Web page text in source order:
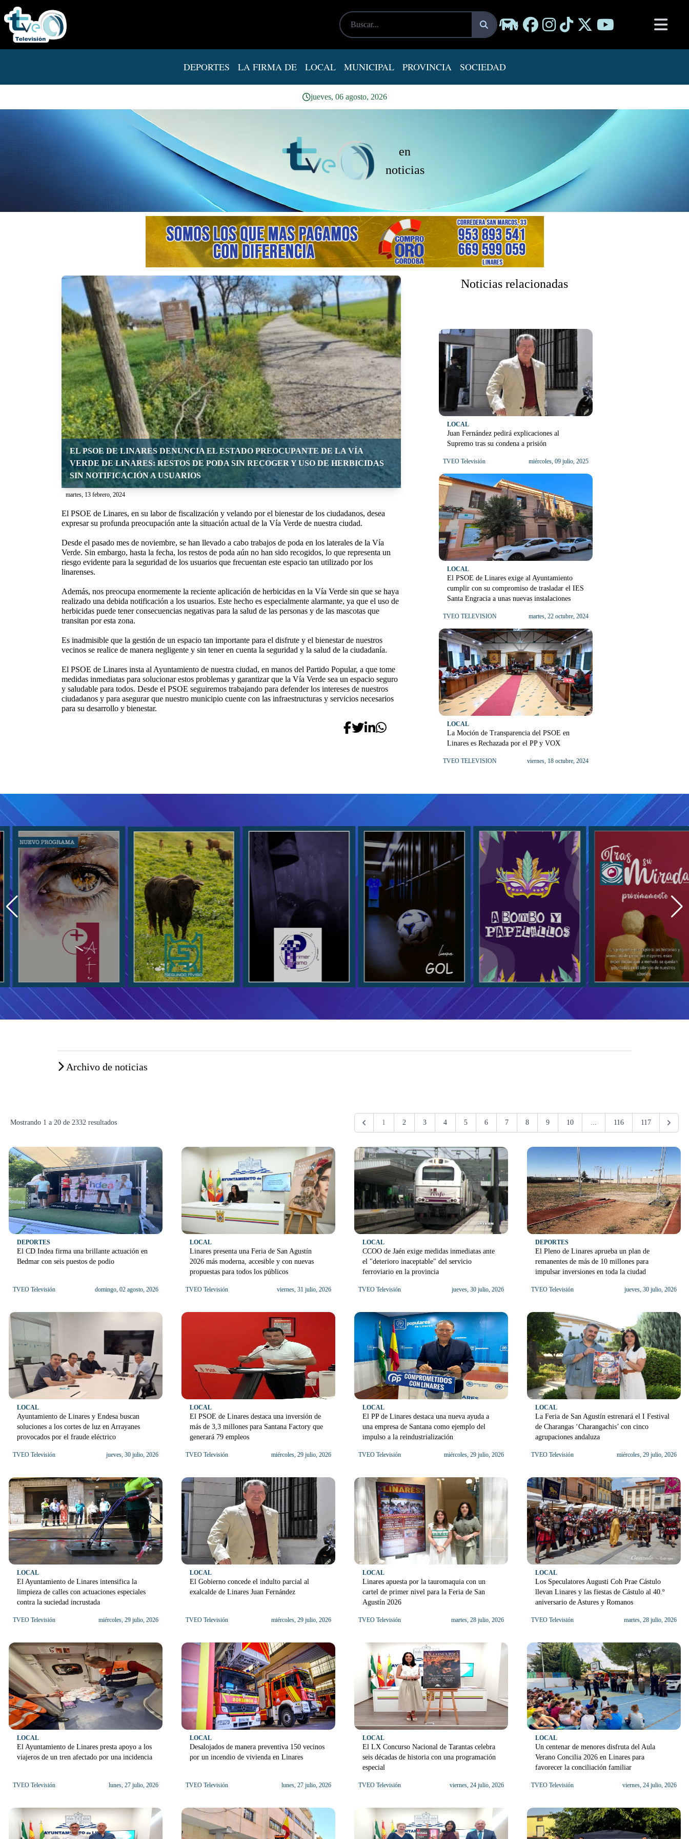
DEPORTES LA FIRMA DE LOCAL MUNICIPAL PROVINCIA SOCIEDAD
jueves, 06 agosto, 2026
en
noticias
EL PSOE DE LINARES DENUNCIA EL ESTADO PREOCUPANTE DE LA VÍA
VERDE DE LINARES: RESTOS DE PODA SIN RECOGER Y USO DE HERBICIDAS
SIN NOTIFICACIÓN A USUARIOS
martes, 13 febrero, 2024
El PSOE de Linares, en su labor de fiscalización y velando por el bienestar de los ciudadanos, desea
expresar su profunda preocupación ante la situación actual de la Vía Verde de nuestra ciudad.
Desde el pasado mes de noviembre, se han llevado a cabo trabajos de poda en los laterales de la Vía
Verde. Sin embargo, hasta la fecha, los restos de poda aún no han sido recogidos, lo que representa un
riesgo evidente para la seguridad de los usuarios que frecuentan este espacio tan utilizado por los
linarenses.
Además, nos preocupa enormemente la reciente aplicación de herbicidas en la Vía Verde sin que se haya
realizado una debida notificación a los usuarios. Este hecho es especialmente alarmante, ya que el uso de
herbicidas puede tener consecuencias negativas para la salud de las personas y de las mascotas que
transitan por esta zona.
Es inadmisible que la gestión de un espacio tan importante para el disfrute y el bienestar de nuestros
vecinos se realice de manera negligente y sin tener en cuenta la seguridad y la salud de la ciudadanía.
El PSOE de Linares insta al Ayuntamiento de nuestra ciudad, en manos del Partido Popular, a que tome
medidas inmediatas para solucionar estos problemas y garantizar que la Vía Verde sea un espacio seguro
y saludable para todos. Desde el PSOE seguiremos trabajando para defender los intereses de nuestros
ciudadanos y para asegurar que nuestro municipio cuente con las infraestructuras y servicios necesarios
para su desarrollo y bienestar.
Noticias relacionadas
LOCAL
Juan Fernández pedirá explicaciones al
Supremo tras su condena a prisión
TVEO Televisión miércoles, 09 julio, 2025
LOCAL
El PSOE de Linares exige al Ayuntamiento
cumplir con su compromiso de trasladar el IES
Santa Engracia a unas nuevas instalaciones
TVEO TELEVISION martes, 22 octubre, 2024
LOCAL
La Moción de Transparencia del PSOE en
Linares es Rechazada por el PP y VOX
TVEO TELEVISION viernes, 18 octubre, 2024
Archivo de noticias
Mostrando 1 a 20 de 2332 resultados 1 2 3 4 5 6 7 8 9 10 ... 116 117
DEPORTES
El CD Indea firma una brillante actuación en
Bedmar con seis puestos de podio
TVEO Televisión domingo, 02 agosto, 2026
LOCAL
Linares presenta una Feria de San Agustín
2026 más moderna, accesible y con nuevas
propuestas para todos los públicos
TVEO Televisión viernes, 31 julio, 2026
LOCAL
CCOO de Jaén exige medidas inmediatas ante
el "deterioro inaceptable" del servicio
ferroviario en la provincia
TVEO Televisión jueves, 30 julio, 2026
DEPORTES
El Pleno de Linares aprueba un plan de
remanentes de más de 10 millones para
impulsar inversiones en toda la ciudad
TVEO Televisión jueves, 30 julio, 2026
LOCAL
Ayuntamiento de Linares y Endesa buscan
soluciones a los cortes de luz en Arrayanes
provocados por el fraude eléctrico
TVEO Televisión jueves, 30 julio, 2026
LOCAL
El PSOE de Linares destaca una inversión de
más de 3,3 millones para Santana Factory que
generará 79 empleos
TVEO Televisión miércoles, 29 julio, 2026
LOCAL
El PP de Linares destaca una nueva ayuda a
una empresa de Santana como ejemplo del
impulso a la reindustrialización
TVEO Televisión miércoles, 29 julio, 2026
LOCAL
La Feria de San Agustín estrenará el I Festival
de Charangas ‘Charangachis’ con cinco
agrupaciones andaluza
TVEO Televisión miércoles, 29 julio, 2026
LOCAL
El Ayuntamiento de Linares intensifica la
limpieza de calles con actuaciones especiales
contra la suciedad incrustada
TVEO Televisión miércoles, 29 julio, 2026
LOCAL
El Gobierno concede el indulto parcial al
exalcalde de Linares Juan Fernández
TVEO Televisión miércoles, 29 julio, 2026
LOCAL
Linares apuesta por la tauromaquia con un
cartel de primer nivel para la Feria de San
Agustín 2026
TVEO Televisión martes, 28 julio, 2026
LOCAL
Los Speculatores Augusti Coh Prae Cástulo
llevan Linares y las fiestas de Cástulo al 40.º
aniversario de Astures y Romanos
TVEO Televisión martes, 28 julio, 2026
LOCAL
El Ayuntamiento de Linares presta apoyo a los
viajeros de un tren afectado por una incidencia
TVEO Televisión lunes, 27 julio, 2026
LOCAL
Desalojados de manera preventiva 150 vecinos
por un incendio de vivienda en Linares
TVEO Televisión lunes, 27 julio, 2026
LOCAL
El LX Concurso Nacional de Tarantas celebra
seis décadas de historia con una programación
especial
TVEO Televisión viernes, 24 julio, 2026
LOCAL
Un centenar de menores disfruta del Aula
Verano Concilia 2026 en Linares para
favorecer la conciliación familiar
TVEO Televisión viernes, 24 julio, 2026